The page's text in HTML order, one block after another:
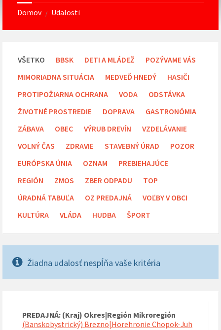
Domov / Udalosti
VŠETKO BBSK DETI A MLÁDEŽ
POZÝVAME VÁS
MIMORIADNA SITUÁCIA
MEDVEĎ HNEDÝ
HASIČI
PROTIPOŽIARNA OCHRANA
VODA
ODSTÁVKA
ŽIVOTNÉ PROSTREDIE
DOPRAVA
GASTRONÓMIA
ZÁBAVA
OBEC VÝRUB DREVÍN
VZDELÁVANIE
VOLNÝ ČAS
ZDRAVIE STAVEBNÝ ÚRAD
POZOR
EURÓPSKA ÚNIA
OZNAM
PREBIEHAJÚCE
REGIÓN
ZMOS ZBER ODPADU
TOP
ÚRADNÁ TABUĽA
OZ PREDAJNÁ
VOĽBY V OBCI
KULTÚRA
VLÁDA HUDBA ŠPORT
Žiadna udalosť nespĺňa vaše kritéria
PREDAJNÁ: (Kraj) Okres|Región Mikroregión
(Banskobystrický) Brezno|Horehronie Chopok-Juh